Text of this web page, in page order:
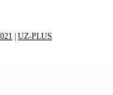
UZ-PLUS